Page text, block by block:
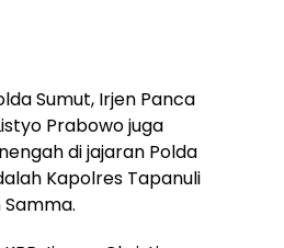
Sumut, Irjen Panca
Prabowo juga
di jajaran Polda
Kapolres Tapanuli